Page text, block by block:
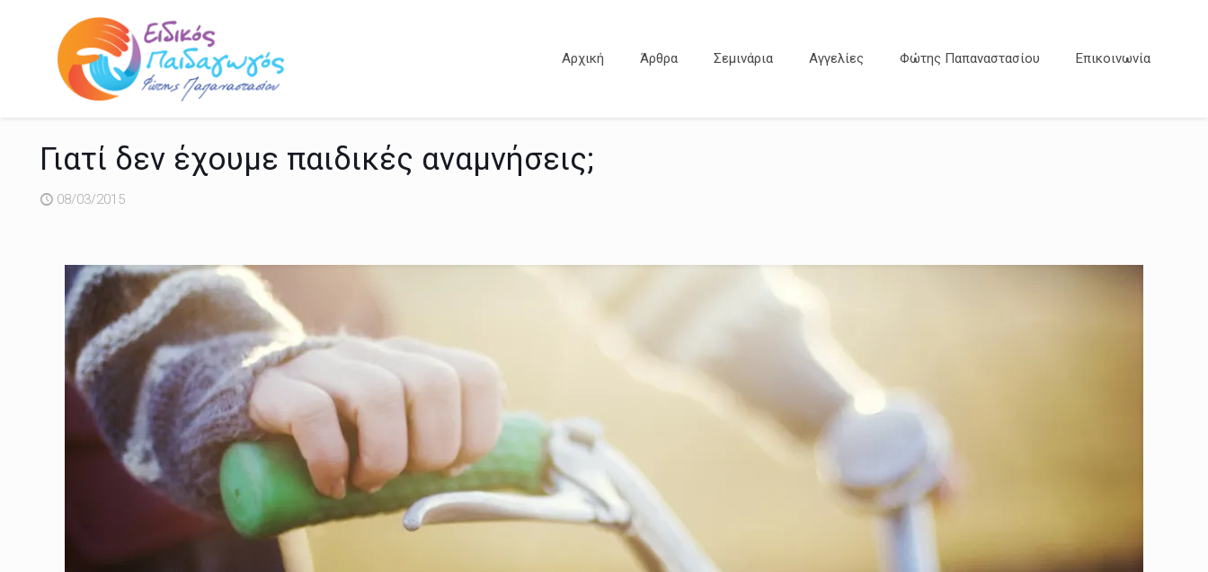
Αρχική Άρθρα Σεμινάρια Αγγελίες Φώτης Παπαναστασίου Επικοινωνία
Γιατί δεν έχουμε παιδικές αναμνήσεις;
08/03/2015